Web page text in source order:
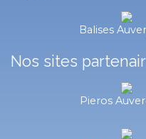
Balises
Nos sites
Pieros